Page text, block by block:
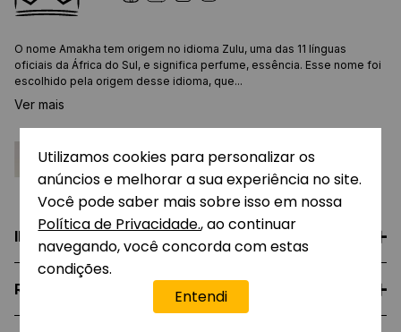
Utilizamos cookies para personalizar os
anúncios e melhorar a sua experiência no site.
Você pode saber mais sobre isso em nossa
Política de Privacidade., ao continuar
navegando, você concorda com estas
condições.
Entendi
O nome Amakha tem origem no idioma Zulu, uma das 11 línguas
oficiais da África do Sul, e significa perfume, essência. Esse nome foi
escolhido pela origem desse idioma, que...
Ver mais
INSTITUCIONAL
REPRESENTANTE